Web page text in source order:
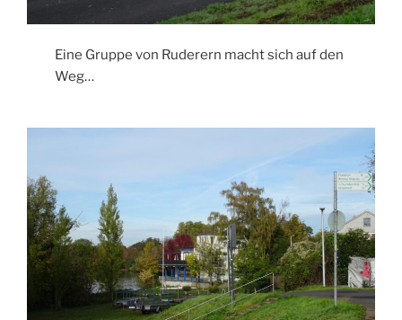
Eine Gruppe von Ruderern macht sich auf den
Weg…